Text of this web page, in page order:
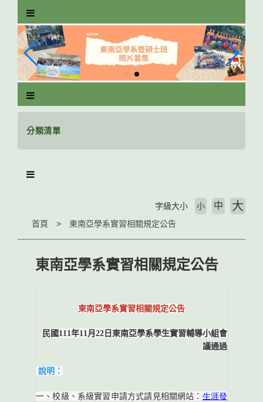
分類清單
首頁 東南亞學系實習相關規定公告
字級大小 小 中 大
東南亞學系實習相關規定公告
東南亞學系實習相關規定公告
民國111年11月22日東南亞學系學生實習輔導小組會
議通過
說明：
一、校級、系級實習申請方式請見相關網站： 生涯發